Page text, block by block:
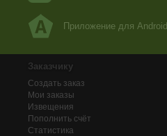
Приложение для Android
Заказчику
Создать заказ
Мои заказы
Извещения
Пополнить счёт
Статистика